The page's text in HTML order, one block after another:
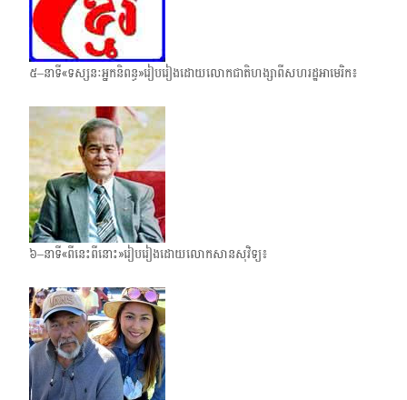
៥–នាទី«ទស្សនៈអ្នកនិពន្ធ»រៀបរៀងដោយលោកជាតិហង្សាពីសហរដ្ឋអាមេរិក៖
៦–នាទី«ពីនេះពីនោះ»រៀបរៀងដោយលោកសានសុវិទ្យ៖